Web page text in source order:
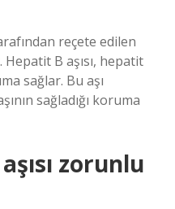
reçete edilen
B aşısı, hepatit
sağlar. Bu aşı
sağladığı koruma
zorunlu